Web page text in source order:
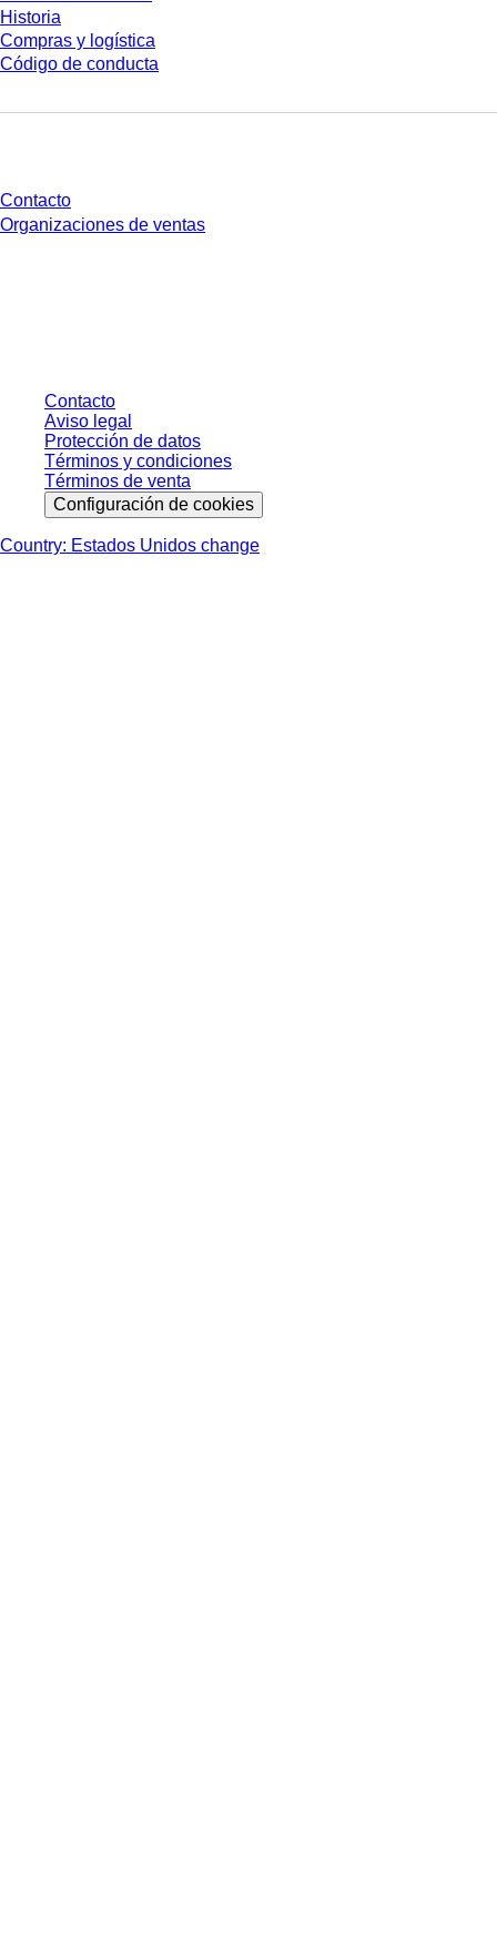
Historia
Compras y logística
Código de conducta
Contacto
Organizaciones de ventas
Contacto
Aviso legal
Protección de datos
Términos y condiciones
Términos de venta
Configuración de cookies
Country: Estados Unidos change